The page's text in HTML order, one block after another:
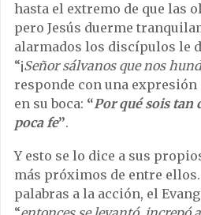
hasta el extremo de que las
pero Jesús duerme
alarmados los discípulos le
“¡Señor sálvanos que nos
responde con una expresión
en su boca: “Por qué sois tan
poca fe”.
Y esto se lo dice a sus
más próximos de entre
palabras a la acción, el